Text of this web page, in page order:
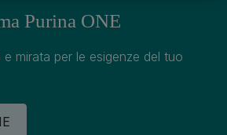
Purina ONE
mirata per le esigenze del tuo